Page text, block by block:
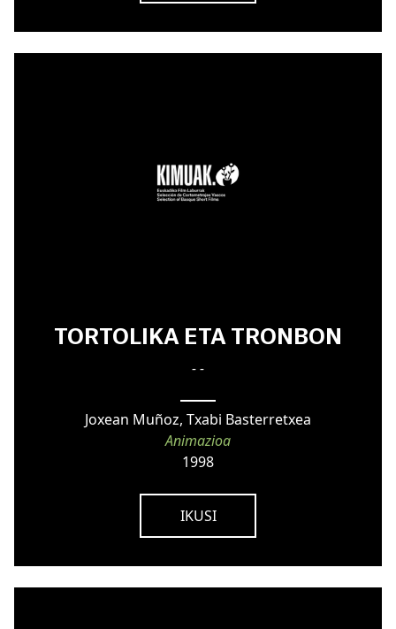
TORTOLIKA ETA TRONBON
- -
Joxean Muñoz, Txabi Basterretxea
Animazioa
1998
IKUSI